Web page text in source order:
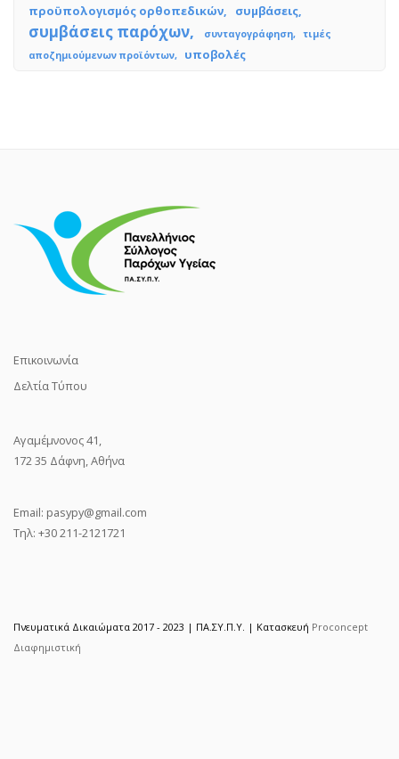
προϋπολογισμός ορθοπεδικών συμβάσεις
συμβάσεις παρόχων συνταγογράφηση
τιμές
αποζημιούμενων προϊόντων
υποβολές
Επικοινωνία
Δελτία Τύπου
Αγαμέμνονος 41,
172 35 Δάφνη, Αθήνα
Email: pasypy@gmail.com
Τηλ: +30 211-2121721
Πνευματικά Δικαιώματα 2017 - 2023 | ΠΑ.ΣΥ.Π.Υ. | Κατασκευή Proconcept
Διαφημιστική